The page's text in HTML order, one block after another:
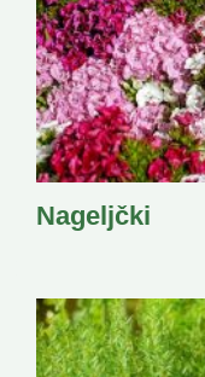
Nageljčki